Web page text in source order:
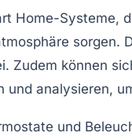
Home-Systeme,
sorgen.
Zudem können
und analysieren,
und